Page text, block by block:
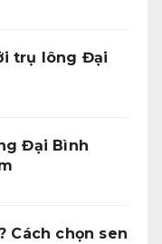
trụ lông Đại
Đại Bình
Cách chọn sen